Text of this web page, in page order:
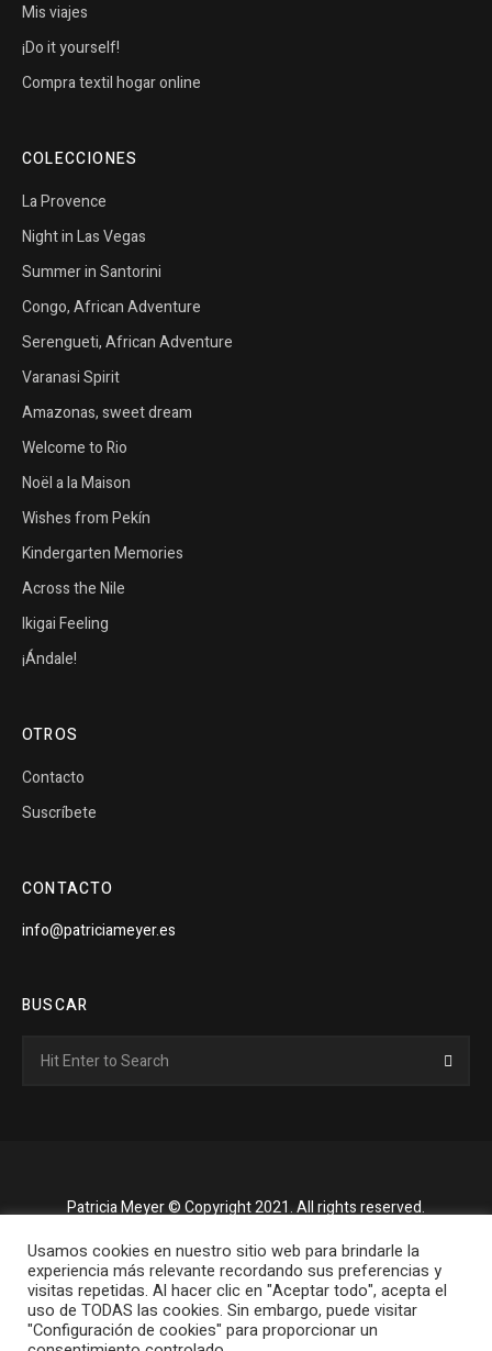
Mis viajes
¡Do it yourself!
Compra textil hogar online
COLECCIONES
La Provence
Night in Las Vegas
Summer in Santorini
Congo, African Adventure
Serengueti, African Adventure
Varanasi Spirit
Amazonas, sweet dream
Welcome to Rio
Noël a la Maison
Wishes from Pekín
Kindergarten Memories
Across the Nile
Ikigai Feeling
¡Ándale!
OTROS
Contacto
Suscríbete
CONTACTO
info@patriciameyer.es
BUSCAR
for:
Patricia Meyer © Copyright 2021. All rights reserved.
Usamos cookies en nuestro sitio web para brindarle la
experiencia más relevante recordando sus preferencias y
visitas repetidas. Al hacer clic en "Aceptar todo", acepta el
uso de TODAS las cookies. Sin embargo, puede visitar
"Configuración de cookies" para proporcionar un